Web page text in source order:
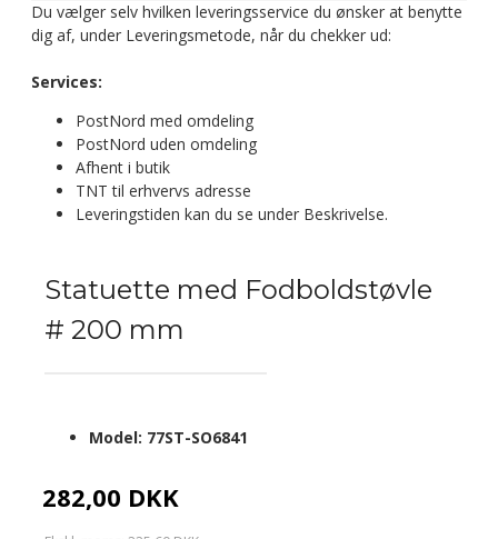
Du vælger selv hvilken leveringsservice du ønsker at benytte
dig af, under Leveringsmetode, når du chekker ud:
Services:
PostNord med omdeling
PostNord uden omdeling
Afhent i butik
TNT til erhvervs adresse
Leveringstiden kan du se under Beskrivelse.
Statuette med Fodboldstøvle
# 200 mm
282,00 DKK
Model: 77ST-SO6841